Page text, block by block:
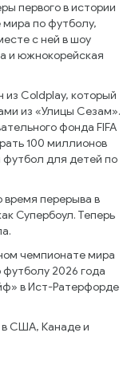
первого в истории
по футболу,
с ней в шоу
и южнокорейская
Coldplay, который
из «Улицы Сезам».
фонда FIFA
100 миллионов
футбол для детей по
перерыва в
Супербоул. Теперь
чемпионате мира
2026 года
в Ист-Ратерфорде
в США, Канаде и